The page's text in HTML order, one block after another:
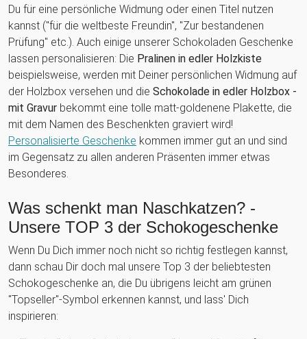
Du für eine persönliche Widmung oder einen Titel nutzen
kannst ("für die weltbeste Freundin", "Zur bestandenen
Prüfung" etc.). Auch einige unserer Schokoladen Geschenke
lassen personalisieren: Die Pralinen in edler Holzkiste
beispielsweise, werden mit Deiner persönlichen Widmung auf
der Holzbox versehen und die Schokolade in edler Holzbox -
mit Gravur bekommt eine tolle matt-goldenene Plakette, die
mit dem Namen des Beschenkten graviert wird!
Personalisierte Geschenke kommen immer gut an und sind
im Gegensatz zu allen anderen Präsenten immer etwas
Besonderes.
Was schenkt man Naschkatzen? -
Unsere TOP 3 der Schokogeschenke
Wenn Du Dich immer noch nicht so richtig festlegen kannst,
dann schau Dir doch mal unsere Top 3 der beliebtesten
Schokogeschenke an, die Du übrigens leicht am grünen
"Topseller"-Symbol erkennen kannst, und lass' Dich
inspirieren: